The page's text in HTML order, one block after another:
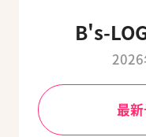
B's-
最